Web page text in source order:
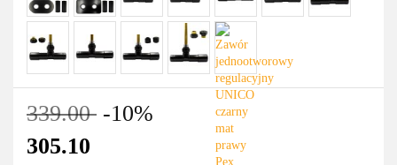
339.00 -10%
305.10